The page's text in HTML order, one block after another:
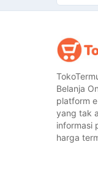
Belanja
platform
yang tak
informasi
harga